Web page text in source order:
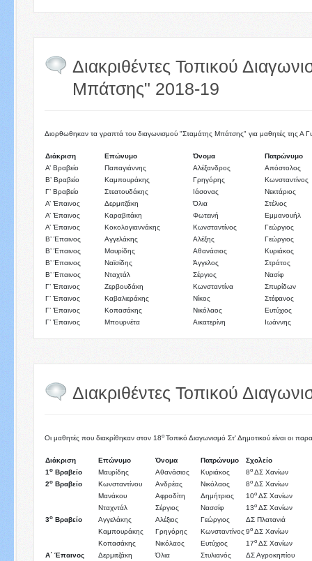
Διακριθέντες Τοπικού
Μπάτσης" 2018-19
Διορθωθηκαν τα γραπτά του διαγωνισμού "Σταμάτης Μπάτσης" για μαθητές της Α
Διάκριση Επώνυμο Όνομα
Πατρώνυμο
Α’ Βραβείο
Παπαγιάννης Αλέξανδρος
Απόστολος
Β’ Βραβείο
Καμπουράκης Γρηγόρης
Κωνσταντίνος
Γ’ Βραβείο
Στεατουδάκης Ιάσονας
Νεκτάριος
Α’ Έπαινος
Δερμιτζάκη Όλια
Στέλιος
Α’ Έπαινος
Καραβιτάκη Φωτεινή
Εμμανουήλ
Α’ Έπαινος
Κοκολογιαννάκης Κωνσταντίνος
Γεώργιος
Β’ Έπαινος
Αγγελάκης Αλέξης
Γεώργιος
Β’ Έπαινος
Μαυρίδης Αθανάσιος
Κυριάκος
Β’ Έπαινος
Ναϊσίδης Άγγελος
Στράτος
Β’ Έπαινος
Νταχτάλ Σέργιος
Νασίφ
Γ’ Έπαινος
Ζερβουδάκη Κωνσταντίνα
Σπυρίδων
Γ’ Έπαινος
Καβαλιεράκης Νίκος
Στέφανος
Γ’ Έπαινος
Κοπασάκης Νικόλαος
Ευτύχιος
Γ’ Έπαινος
Μπουρνέτα Αικατερίνη Ιωάννης
Διακριθέντες Τοπικού
Οι μαθητές που διακρίθηκαν στον 18οΤοπικό Διαγωνισμό Στ' Δημοτικού είναι οι
Διάκριση Επώνυμο Όνομα Πατρώνυμο
Σχολείο
1ο Βραβείο Μαυρίδης Αθανάσιος Κυριάκος 8ο ΔΣ Χανίων
2ο Βραβείο Κωνσταντίνου Ανδρέας Νικόλαος 8ο ΔΣ Χανίων
Μανάκου
Αφροδίτη Δημήτριος 10ο ΔΣ Χανίων
Νταχντάλ
Σέργιος Νασσίφ 13ο ΔΣ Χανίων
3ο Βραβείο Αγγελάκης Αλέξιος Γεώργιος
ΔΣ Πλατανιά
Καμπουράκης
Γρηγόρης Κωνσταντίνος 9ο ΔΣ Χανίων
Κοπασάκης
Νικόλαος Ευτύχιος 17ο ΔΣ Χανίων
Α΄ Έπαινος
Δερμιτζάκη Όλια Στυλιανός
ΔΣ Αγροκηπίου